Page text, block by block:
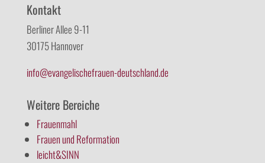
Kontakt
Berliner Allee 9-11
30175 Hannover
info@evangelischefrauen-deutschland.de
Weitere Bereiche
Frauenmahl
Frauen und Reformation
leicht&SINN